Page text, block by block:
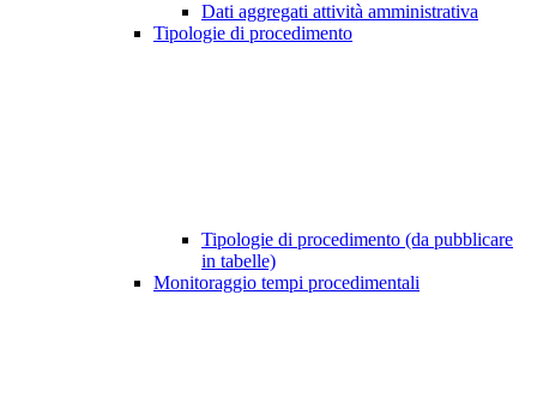
Dati aggregati attività amministrativa
Tipologie di procedimento
Tipologie di procedimento (da pubblicare
in tabelle)
Monitoraggio tempi procedimentali